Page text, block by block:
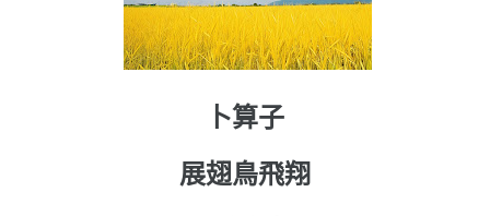
卜算子
展翅鳥飛翔